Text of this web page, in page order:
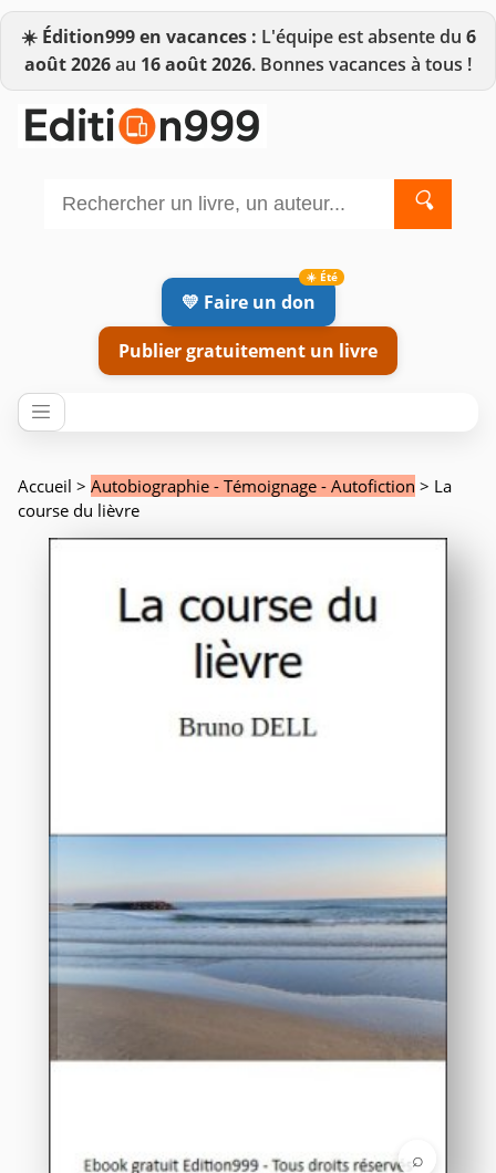
☀️ Édition999 en vacances : L'équipe est absente du 6
août 2026au 16 août 2026. Bonnes vacances à tous !
🔍
💛 Faire un don
Publier gratuitement un livre
Accueil > Autobiographie - Témoignage - Autofiction > La
course du lièvre
⌕